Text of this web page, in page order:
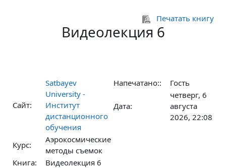
Печатать книгу
Видеолекция 6
Сайт:
Satbayev
University -
Институт
дистанционного
обучения
Курс:
Аэрокосмические
методы съемок
Книга:
Видеолекция 6
Напечатано:: Гость
Дата:
четверг, 6
августа
2026, 22:08